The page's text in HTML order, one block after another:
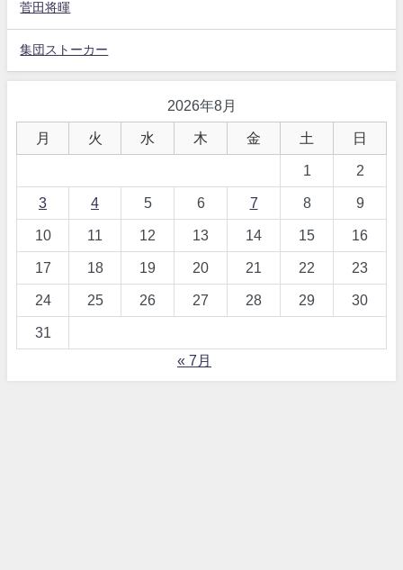
菅田将暉
集団ストーカー
2026年8月
月 火 水 木 金 土 日
1 2
3 4 5 6 7 8 9
10 11 12 13 14 15 16
17 18 19 20 21 22 23
24 25 26 27 28 29 30
31
« 7月